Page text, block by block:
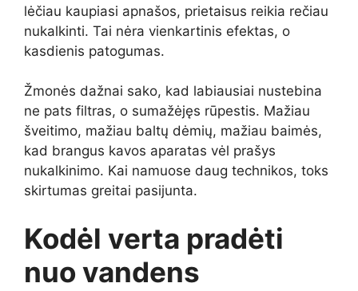
lėčiau kaupiasi apnašos, prietaisus reikia rečiau
nukalkinti. Tai nėra vienkartinis efektas, o
kasdienis patogumas.
Žmonės dažnai sako, kad labiausiai nustebina
ne pats filtras, o sumažėjęs rūpestis. Mažiau
šveitimo, mažiau baltų dėmių, mažiau baimės,
kad brangus kavos aparatas vėl prašys
nukalkinimo. Kai namuose daug technikos, toks
skirtumas greitai pasijunta.
Kodėl verta pradėti
nuo vandens